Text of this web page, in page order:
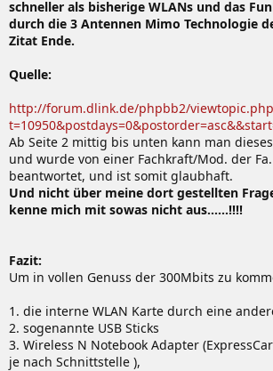
schneller als bisherige WLANs und das
durch die 3 Antennen Mimo Technologie
Zitat Ende.
Quelle:
http://forum.dlink.de/phpbb2/
Ab Seite 2 mittig bis unten kann man
und wurde von einer Fachkraft/Mod. der
beantwortet, und ist somit glaubhaft.
Und nicht über meine dort gestellten
kenne mich mit sowas nicht aus......!!!!
Fazit:
Um in vollen Genuss der 300Mbits zu
1. die interne WLAN Karte durch eine
2. sogenannte USB Sticks
3. Wireless N Notebook Adapter
je nach Schnittstelle ),